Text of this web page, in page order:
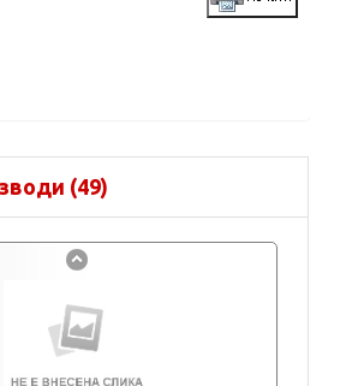
(49)